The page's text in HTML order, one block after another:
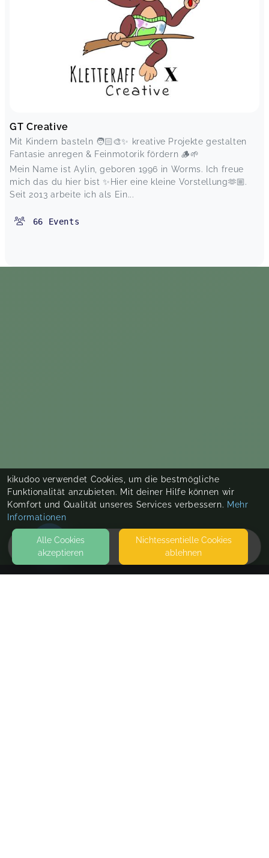
HOME
GT Creative
Mit Kindern basteln 🧑🏻‍🎨✨ kreative Projekte gestalten
Fantasie anregen & Feinmotorik fördern 🪵🌱
Mein Name ist Aylin, geboren 1996 in Worms. Ich freue
mich das du hier bist ✨Hier eine kleine Vorstellung🫶🏼.
Seit 2013 arbeite ich als Ein...
66 Events
kikudoo verwendet Cookies, um die bestmögliche
Funktionalität anzubieten. Mit deiner Hilfe können wir
Komfort und Qualität unseres Services verbessern. Mehr
Informationen
Alle Cookies
akzeptieren
Nicht­essentielle Cookies
ablehnen